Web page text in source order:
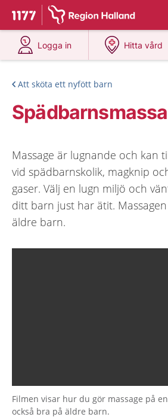
Till startsidan för 1177
Du har valt region Halland
Logga in
på 1177.se
Hitta vård
på
Att sköta ett nyfött barn
Massage är lugnande och kan
vid spädbarnskolik, magknip
gaser. Välj en lugn miljö och
ditt barn just har ätit.
äldre barn.
Filmen visar hur du gör massage på
också bra på äldre barn.